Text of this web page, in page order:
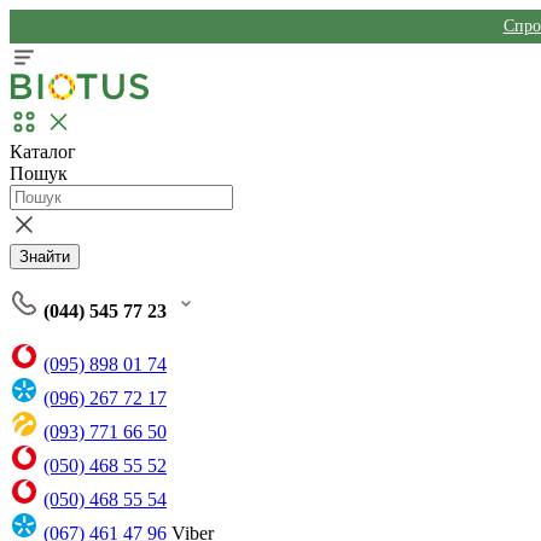
Каталог
Пошук
Знайти
(044) 545 77 23
(095) 898 01 74
(096) 267 72 17
(093) 771 66 50
(050) 468 55 52
(050) 468 55 54
(067) 461 47 96 Viber